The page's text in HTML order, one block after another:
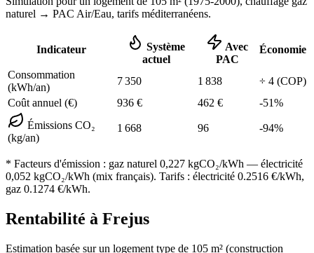
naturel → PAC Air/Eau, tarifs méditerranéens.
Indicateur
Système
actuel
Avec
PAC
Économie
Consommation
(kWh/an)
7 350 1 838 ÷ 4 (COP)
Coût annuel (€)
936 € 462 € -51%
Émissions CO₂
(kg/an)
1 668 96 -94%
* Facteurs d'émission : gaz naturel 0,227 kgCO₂/kWh — électricité
0,052 kgCO₂/kWh (mix français). Tarifs : électricité 0.2516 €/kWh,
gaz 0.1274 €/kWh.
Rentabilité à Frejus
Estimation basée sur un logement type de 105 m² (construction